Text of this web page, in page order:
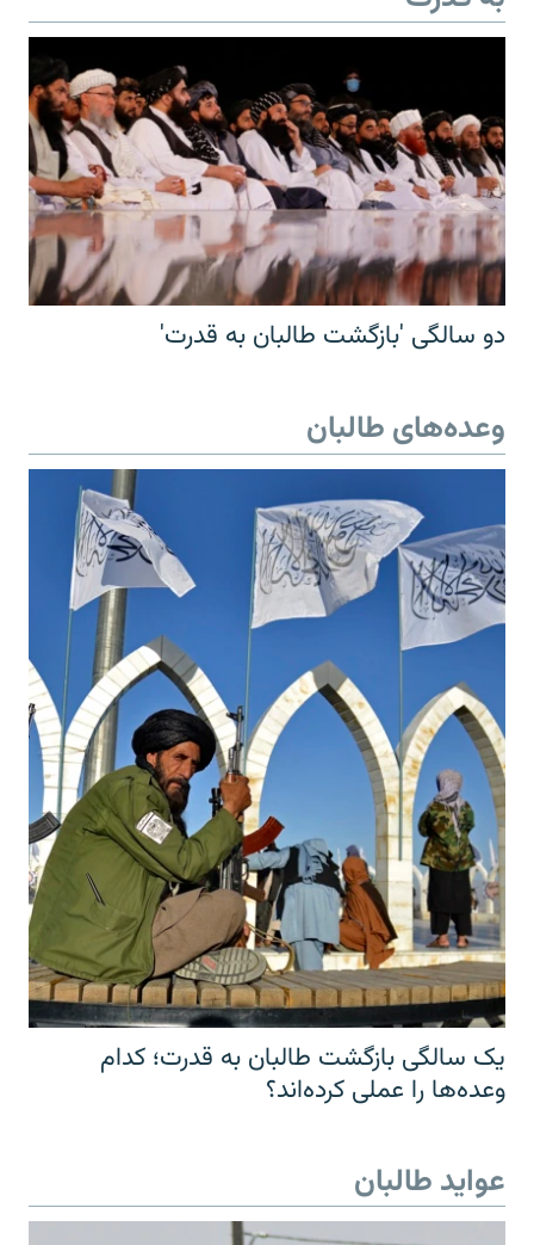
دو سالگی 'بازگشت طالبان به قدرت'
وعده‌های طالبان
یک سالگی بازگشت طالبان به قدرت؛ کدام
وعده‌ها را عملی کرده‌اند؟
عواید طالبان